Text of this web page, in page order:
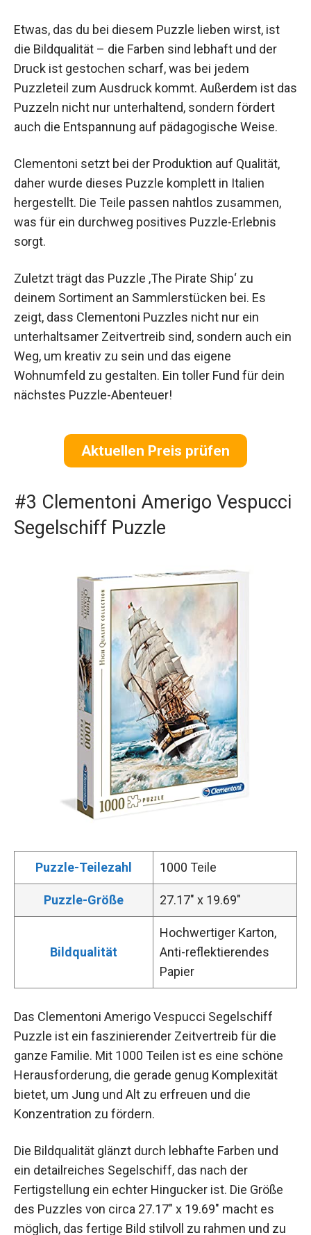
Etwas, das du bei diesem Puzzle lieben wirst, ist
die Bildqualität – die Farben sind lebhaft und der
Druck ist gestochen scharf, was bei jedem
Puzzleteil zum Ausdruck kommt. Außerdem ist das
Puzzeln nicht nur unterhaltend, sondern fördert
auch die Entspannung auf pädagogische Weise.
Clementoni setzt bei der Produktion auf Qualität,
daher wurde dieses Puzzle komplett in Italien
hergestellt. Die Teile passen nahtlos zusammen,
was für ein durchweg positives Puzzle-Erlebnis
sorgt.
Zuletzt trägt das Puzzle ‚The Pirate Ship‘ zu
deinem Sortiment an Sammlerstücken bei. Es
zeigt, dass Clementoni Puzzles nicht nur ein
unterhaltsamer Zeitvertreib sind, sondern auch ein
Weg, um kreativ zu sein und das eigene
Wohnumfeld zu gestalten. Ein toller Fund für dein
nächstes Puzzle-Abenteuer!
Aktuellen Preis prüfen
#3 Clementoni Amerigo Vespucci
Segelschiff Puzzle
Puzzle-Teilezahl 1000 Teile
Puzzle-Größe 27.17″ x 19.69″
Bildqualität
Hochwertiger Karton,
Anti-reflektierendes
Papier
Das Clementoni Amerigo Vespucci Segelschiff
Puzzle ist ein faszinierender Zeitvertreib für die
ganze Familie. Mit 1000 Teilen ist es eine schöne
Herausforderung, die gerade genug Komplexität
bietet, um Jung und Alt zu erfreuen und die
Konzentration zu fördern.
Die Bildqualität glänzt durch lebhafte Farben und
ein detailreiches Segelschiff, das nach der
Fertigstellung ein echter Hingucker ist. Die Größe
des Puzzles von circa 27.17″ x 19.69″ macht es
möglich, das fertige Bild stilvoll zu rahmen und zu